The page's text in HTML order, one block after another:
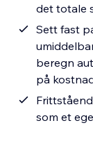
det totale
Sett fast
beregn
på
som et